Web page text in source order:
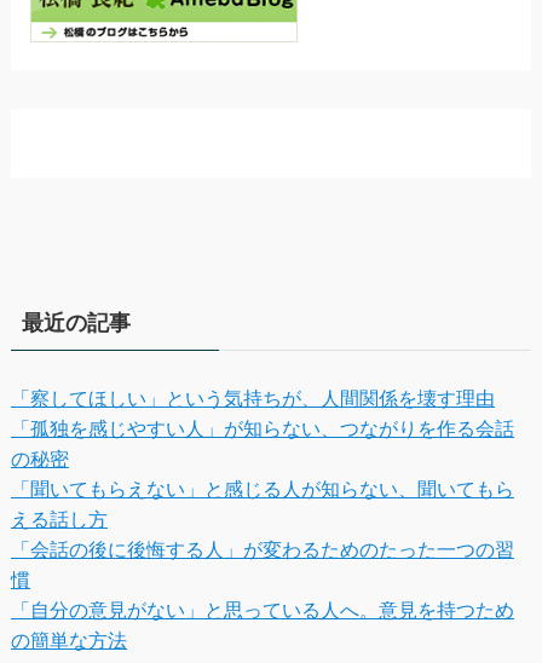
最近の記事
「察してほしい」という気持ちが、人間関係を壊す理由
「孤独を感じやすい人」が知らない、つながりを作る会話
の秘密
「聞いてもらえない」と感じる人が知らない、聞いてもら
える話し方
「会話の後に後悔する人」が変わるためのたった一つの習
慣
「自分の意見がない」と思っている人へ。意見を持つため
の簡単な方法